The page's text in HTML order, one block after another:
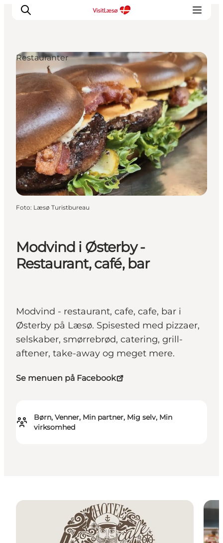
Modvind i Østerby -
Restaurant, café, bar
Modvind - restaurant, cafe, cafe, bar i
Østerby på Læsø. Spisested med pizzaer,
selskaber, smørrebrød, catering, grill-
aftener, take-away og meget mere.
Se menuen på Facebook
Børn, Venner, Min partner, Mig selv, Min
virksomhed
Restauranter
Foto: Læsø Turistbureau